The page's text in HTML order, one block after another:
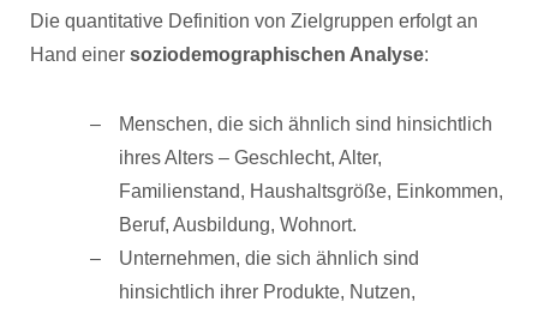
Die quantitative Definition von Zielgruppen erfolgt an
Hand einer soziodemographischen Analyse:
Menschen, die sich ähnlich sind hinsichtlich
ihres Alters – Geschlecht, Alter,
Familienstand, Haushaltsgröße, Einkommen,
Beruf, Ausbildung, Wohnort.
Unternehmen, die sich ähnlich sind
hinsichtlich ihrer Produkte, Nutzen,